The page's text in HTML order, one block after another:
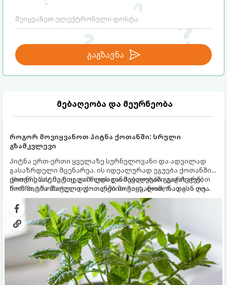
გაგზავნა
მებაღეობა და მეურნეობა
როგორ მოვიყვანოთ პიტნა ქოთანში: სრული
გზამკვლევი
პიტნა ერთ-ერთი ყველაზე სურნელოვანი და ადვილად
გასაზრდელი მცენარეა. ის იდეალურად ეგუება ქოთანში
ცხოვრებას, მეტიც, გამოცდილი მებაღეები გვირჩევენ,
რომ პიტნა მხოლოდ ქოთანში მოვიყვანოთ, რადგან ღია
გრუნტში (ბაღში) დარგვისას ის ფესვებით ძალიან
სწრაფად ვრცელდება და სხვა მცენარეებს ავიწროებს.
ქოთნის პიტნა მთელი წლის განმავლობაში გაგახარებთ
ნორჩი, არომატული ფოთლებით ჩაის, ლიმონათისა თუ
კერძებისთვის.